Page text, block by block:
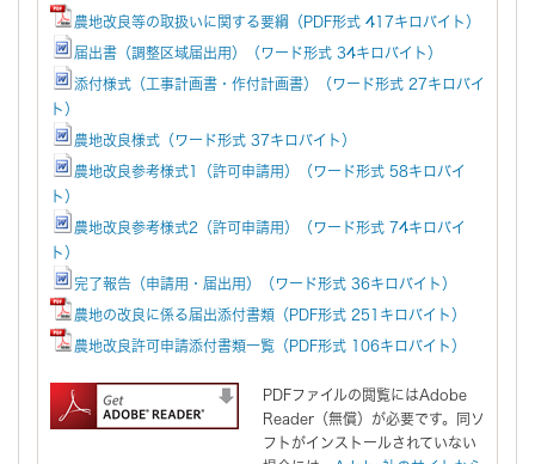
農地改良等の取扱いに関する要綱（PDF形式 417キロバイト）
届出書（調整区域届出用）（ワード形式 34キロバイト）
添付様式（工事計画書・作付計画書）（ワード形式 27キロバイ
ト）
農地改良様式（ワード形式 37キロバイト）
農地改良参考様式1（許可申請用）（ワード形式 58キロバイ
ト）
農地改良参考様式2（許可申請用）（ワード形式 74キロバイ
ト）
完了報告（申請用・届出用）（ワード形式 36キロバイト）
農地の改良に係る届出添付書類（PDF形式 251キロバイト）
農地改良許可申請添付書類一覧（PDF形式 106キロバイト）
PDFファイルの閲覧にはAdobe
Reader（無償）が必要です。同ソ
フトがインストールされていない